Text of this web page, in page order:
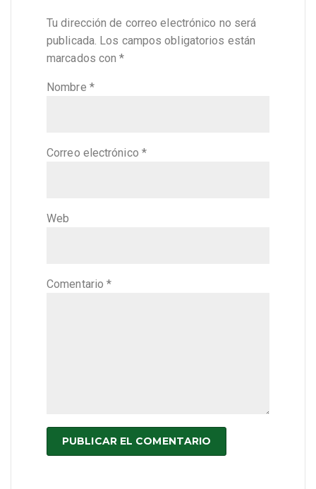
Tu dirección de correo electrónico no será
publicada. Los campos obligatorios están
marcados con*
Nombre *
Correo electrónico *
Web
Comentario*